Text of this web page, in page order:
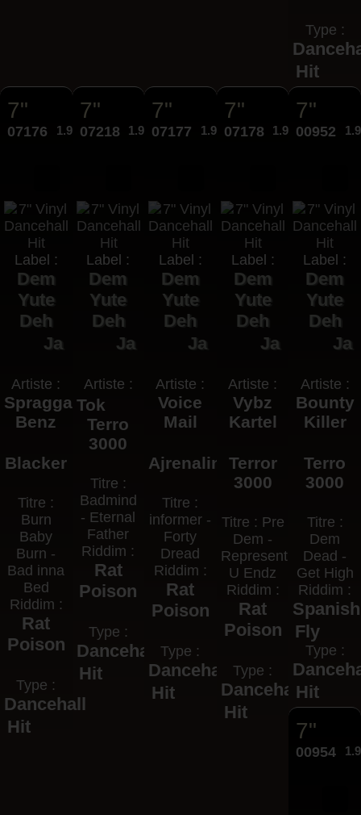
Type :
Hit
7"
07176 1.99€
Label :
Dem
Yute
Deh
Ja
Artiste :
Spragga
Benz
Blacker
Titre :
Burn
Baby
Burn -
Bad inna
Bed
Riddim :
Rat
Poison
Type :
Dancehall
Hit
7"
07218 1.99€
Label :
Dem
Yute
Deh
Ja
Artiste :
Tok
Terro
3000
Titre :
Badmind
- Eternal
Father
Riddim :
Rat
Poison
Type :
Dancehall
Hit
7"
07177 1.99€
Label :
Dem
Yute
Deh
Ja
Artiste :
Voice
Mail
Ajrenalin
Titre :
informer -
Forty
Dread
Riddim :
Rat
Poison
Type :
Dancehall
Hit
7"
07178 1.99€
Label :
Dem
Yute
Deh
Ja
Artiste :
Vybz
Kartel
Terror
3000
Titre : Pre
Dem -
Represent
U Endz
Riddim :
Rat
Poison
Type :
Dancehall
Hit
7"
00952
Label :
Dem
Yute
Deh
Ja
Artiste :
Bounty
Killer
Terro
3000
Titre :
Dem
Dead -
Get High
Riddim :
Spanish
Fly
Type :
Hit
7"
00954